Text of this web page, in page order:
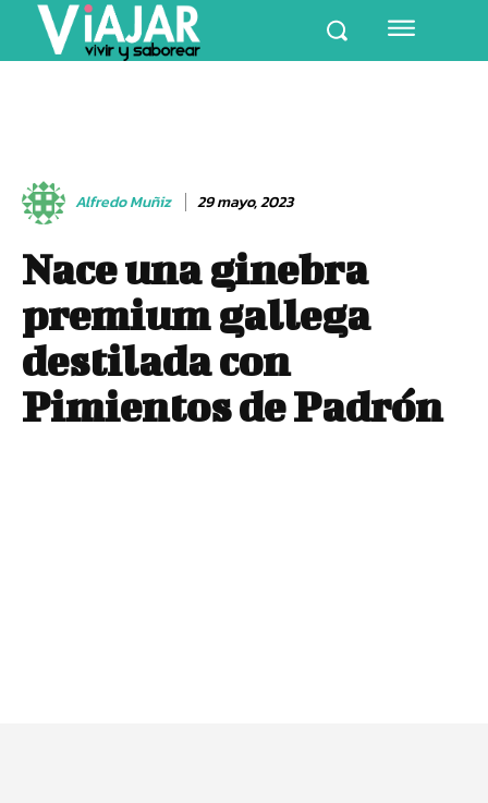
Alfredo Muñiz 29 mayo, 2023
Nace una ginebra
premium gallega
destilada con
Pimientos de Padrón